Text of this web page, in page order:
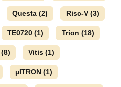
Questa (2) Risc-V (3)
TE0720 (1) Trion (18)
(8) Vitis (1)
µITRON (1)